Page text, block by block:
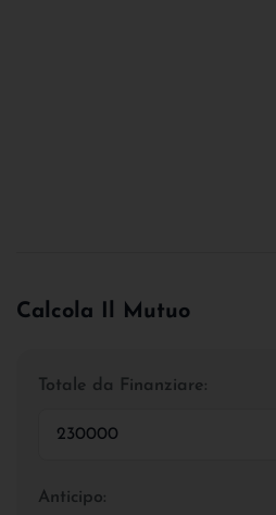
Calcola Il Mutuo
Totale da Finanziare:
Anticipo: